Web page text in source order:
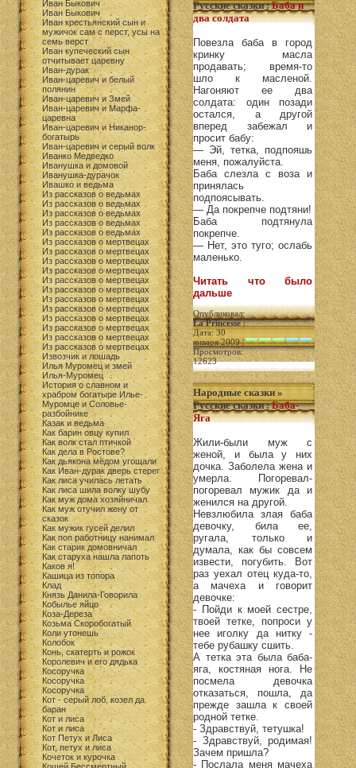
Иван Быкович
Иван Быкович
Иван крестьянский сын и
мужичок сам с перст, усы на
семь верст
Иван купеческий сын
отчитывает царевну
Иван-дурак
Иван-царевич и белый
полянин
Иван-царевич и Змей
Иван-царевич и Марфа-
царевна
Иван-царевич и Никанор-
богатырь
Иван-царевич и серый волк
Иванко Медведко
Иванушка и домовой
Иванушка-дурачок
Ивашко и ведьма
Из рассказов о ведьмах
Из рассказов о ведьмах
Из рассказов о ведьмах
Из рассказов о ведьмах
Из рассказов о ведьмах
Из рассказов о мертвецах
Из рассказов о мертвецах
Из рассказов о мертвецах
Из рассказов о мертвецах
Из рассказов о мертвецах
Из рассказов о мертвецах
Из рассказов о мертвецах
Из рассказов о мертвецах
Из рассказов о мертвецах
Из рассказов о мертвецах
Из рассказов о мертвецах
Из рассказов о мертвецах
Извозчик и лошадь
Илья Муромец и змей
Илья-Муромец
История о славном и
храбром богатыре Илье-
Муромце и Соловье-
разбойнике
Казак и ведьма
Как барин овцу купил
Как волк стал птичкой
Как дела в Ростове?
Как дьякона мёдом угощали
Как Иван-дурак дверь стерег
Как лиса училась летать
Как лиса шила волку шубу
Как муж дома хозяйничал
Как муж отучил жену от
сказок
Как мужик гусей делил
Как поп работницу нанимал
Как старик домовничал
Как старуха нашла лапоть
Каков я!
Кашица из топора
Клад
Князь Данила-Говорила
Кобылье яйцо
Коза-Дереза
Козьма Скоробогатый
Коли утонешь
Колобок
Конь, скатерть и рожок
Королевич и его дядька
Косоручка
Косоручка
Косоручка
Кот - серый лоб, козел да
баран
Кот и лиса
Кот и лиса
Кот Петух и Лиса
Кот, петух и лиса
Кочеток и курочка
Русские сказки:Баба и
два солдата
Повезла баба в город
кринку масла
продавать; время-то
шло к масленой.
Нагоняют ее два
солдата: один позади
остался, а другой
вперед забежал и
просит бабу:
— Эй, тетка, подпояшь
меня, пожалуйста.
Баба слезла с воза и
принялась
подпоясывать.
— Да покрепче подтяни!
Баба подтянула
покрепче.
— Нет, это туго; ослабь
маленько.
Читать что было
дальше
Опубликовал:
La Princesse|
Дата: 30
января 2009 |
Просмотров:
12623
Народные сказки »
Русские сказки:Баба-
Яга
Жили-были муж с
женой, и была у них
дочка. Заболела жена и
умерла. Погоревал-
погоревал мужик да и
женился на другой.
Невзлюбила злая баба
девочку, била ее,
ругала, только и
думала, как бы совсем
извести, погубить. Вот
раз уехал отец куда-то,
а мачеха и говорит
девочке:
- Пойди к моей сестре,
твоей тетке, попроси у
нее иголку да нитку -
тебе рубашку сшить.
А тетка эта была баба-
яга, костяная нога. Не
посмела девочка
отказаться, пошла, да
прежде зашла к своей
родной тетке.
- Здравствуй, тетушка!
- Здравствуй, родимая!
Зачем пришла?
- Послала меня мачеха